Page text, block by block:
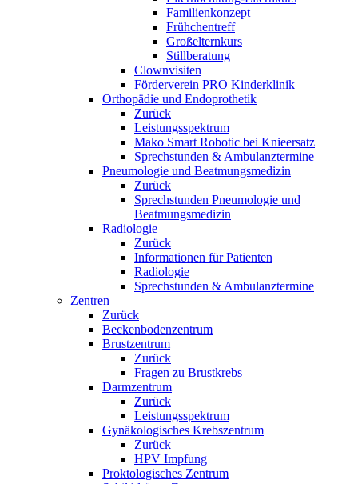
Familienkonzept
Frühchentreff
Großelternkurs
Stillberatung
Clownvisiten
Förderverein PRO Kinderklinik
Orthopädie und Endoprothetik
Zurück
Leistungsspektrum
Mako Smart Robotic bei Knieersatz
Sprechstunden & Ambulanztermine
Pneumologie und Beatmungsmedizin
Zurück
Sprechstunden Pneumologie und
Beatmungsmedizin
Radiologie
Zurück
Informationen für Patienten
Radiologie
Sprechstunden & Ambulanztermine
Zentren
Zurück
Beckenbodenzentrum
Brustzentrum
Zurück
Fragen zu Brustkrebs
Darmzentrum
Zurück
Leistungsspektrum
Gynäkologisches Krebszentrum
Zurück
HPV Impfung
Proktologisches Zentrum